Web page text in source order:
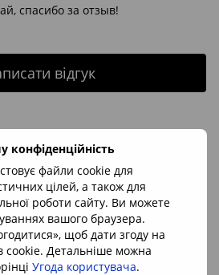
файли cookie для
цілей, а також для
роботи сайту. Ви можете
вашого браузера.
щоб дати згоду на
cookie. Детальніше можна
Угода користувача.
спасибо за отзыв!
відгук
кулонів з каменю різних форм і розмірів.
не подразнює шкіру. Довжина регулюється